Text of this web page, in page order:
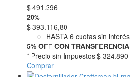
$ 491.396
20%
$ 393.116,80
HASTA 6 cuotas sin interés
5% OFF CON TRANSFERENCIA
* Precio sin Impuestos $ 324.890
Comprar